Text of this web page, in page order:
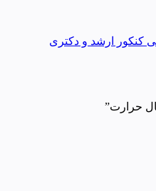
کنکور ارشد و دکتری
حرارت”